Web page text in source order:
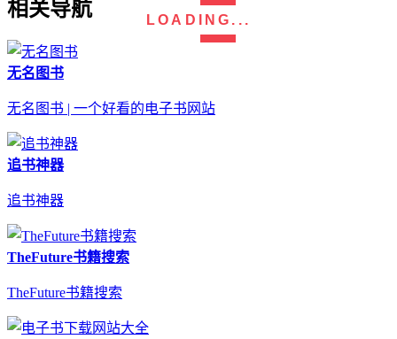
LOADING...
相关导航
无名图书
无名图书 | 一个好看的电子书网站
追书神器
追书神器
TheFuture书籍搜索
TheFuture书籍搜索